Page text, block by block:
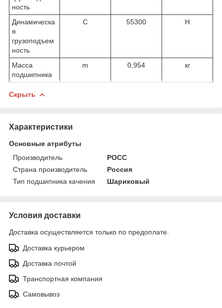
ность
Динамическа
я
грузоподъем
ность
C 55300 Н
Масса
подшипника
m 0,954 кг
Скрыть
Характеристики
Основные атрибуты
Производитель
РОСС
Страна производитель
Россия
Тип подшипника качения
Шариковый
Условия доставки
Доставка осуществляется только по предоплате.
Доставка курьером
Доставка почтой
Транспортная компания
Самовывоз